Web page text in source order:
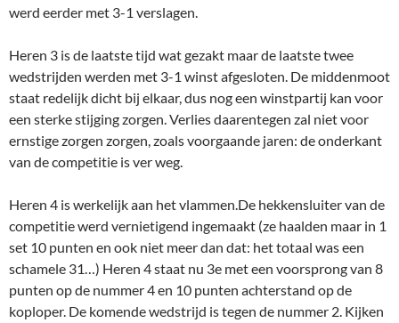
werd eerder met 3-1 verslagen.
Heren 3 is de laatste tijd wat gezakt maar de laatste twee
wedstrijden werden met 3-1 winst afgesloten. De middenmoot
staat redelijk dicht bij elkaar, dus nog een winstpartij kan voor
een sterke stijging zorgen. Verlies daarentegen zal niet voor
ernstige zorgen zorgen, zoals voorgaande jaren: de onderkant
van de competitie is ver weg.
Heren 4 is werkelijk aan het vlammen.De hekkensluiter van de
competitie werd vernietigend ingemaakt (ze haalden maar in 1
set 10 punten en ook niet meer dan dat: het totaal was een
schamele 31…) Heren 4 staat nu 3e met een voorsprong van 8
punten op de nummer 4 en 10 punten achterstand op de
koploper. De komende wedstrijd is tegen de nummer 2. Kijken